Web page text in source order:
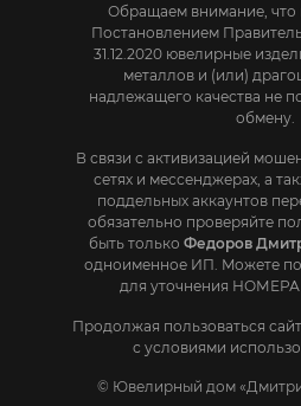
Обращаем внимание, что
Постановлением
31.12.2020 ювелирные
металлов и (или)
надлежащего качества не
обмену.
В связи с активизацией
сетях и мессенджерах, а
поддельных аккаунтов
обязательно проверяйте
быть только Федоров
одноименное ИП. Mожете
для уточнения НОМЕРА
Продолжая пользоваться
с условиями
© Ювелирный дом